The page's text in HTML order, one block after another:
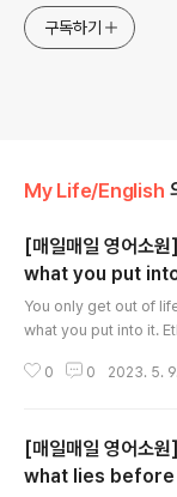
구독하기
My Life/English
[매일매일 영어소
what you put
You only get out of
what you put into it.
of control? Don't just
0 0 2023. 5. 9.
[매일매일 영어소
what lies before